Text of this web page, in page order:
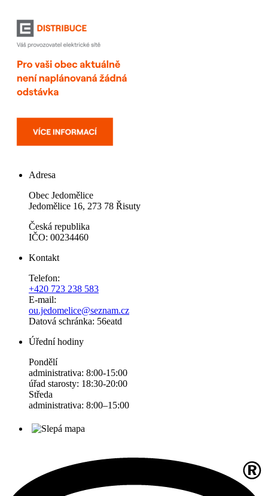
Adresa
Obec Jedomělice
Jedomělice 16, 273 78 Řisuty
Česká republika
IČO: 00234460
Kontakt
Telefon:
+420 723 238 583
E-mail:
ou.jedomelice@seznam.cz
Datová schránka: 56eatd
Úřední hodiny
Pondělí
administrativa: 8:00-15:00
úřad starosty: 18:30-20:00
Středa
administrativa: 8:00–15:00